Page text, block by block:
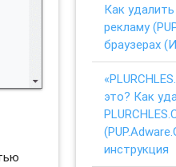
Как удалить
рекламу
браузерах
это? Как
инструкция